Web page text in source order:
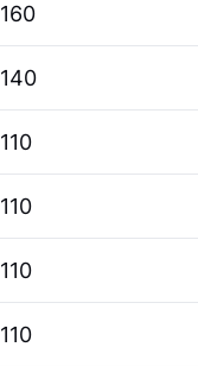
160
140
110
110
110
110